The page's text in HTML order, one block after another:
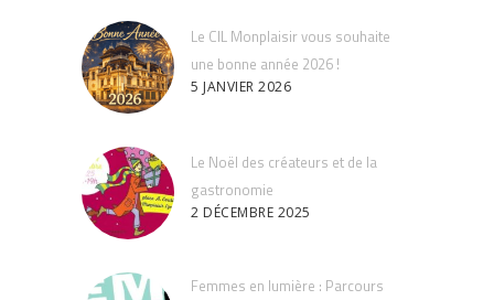
Le CIL Monplaisir vous souhaite
une bonne année 2026 !
5 JANVIER 2026
Le Noël des créateurs et de la
gastronomie
2 DÉCEMBRE 2025
Femmes en lumière : Parcours